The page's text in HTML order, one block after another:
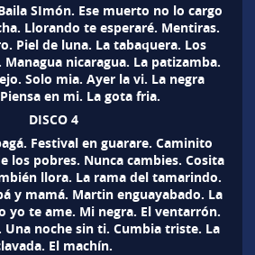
SImón. Ese muerto no lo cargo
Llorando te esperaré. Mentiras.
Piel de luna. La tabaquera. Los
Managua nicaragua. La patizamba.
Solo mia. Ayer la vi. La negra
en mi. La gota fria.
DISCO 4
Festival en guarare. Caminito
los pobres. Nunca cambies. Cosita
llora. La rama del tamarindo.
y mamá. Martin enguayabado. La
yo te ame. Mi negra. El ventarrón.
Una noche sin ti. Cumbia triste. La
El machín.